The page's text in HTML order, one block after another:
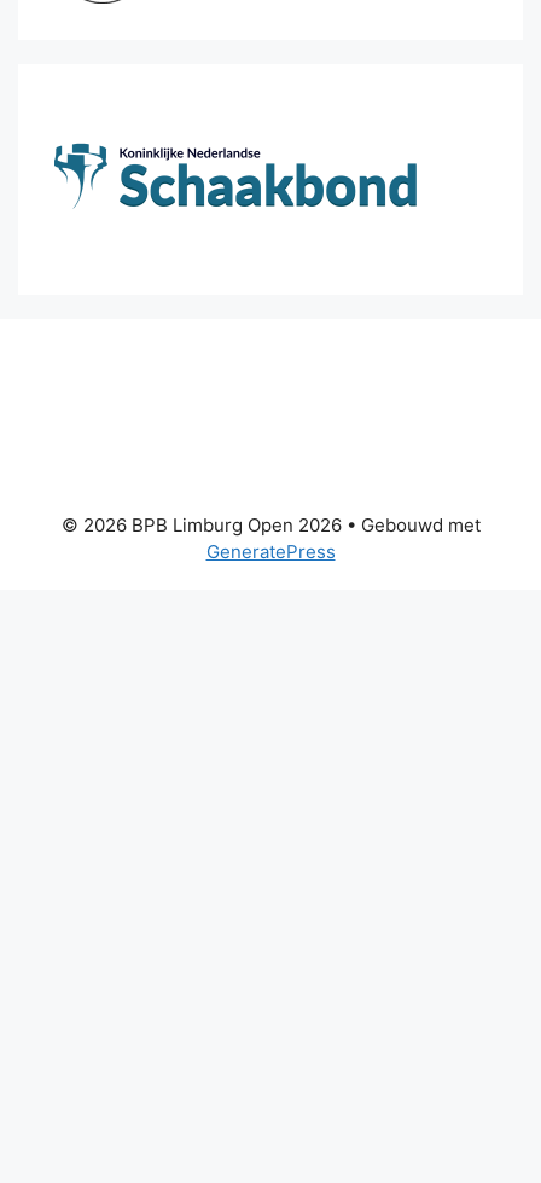
© 2026 BPB Limburg Open 2026• Gebouwd met
GeneratePress